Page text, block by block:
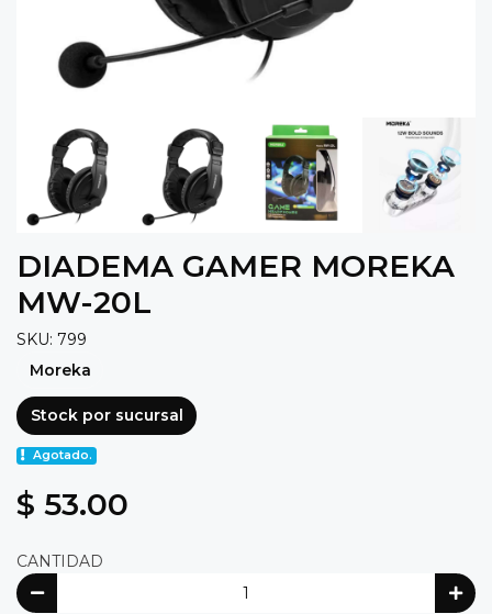
DIADEMA GAMER MOREKA
MW-20L
SKU: 799
Moreka
Stock por sucursal
Agotado.
$ 53.00
CANTIDAD